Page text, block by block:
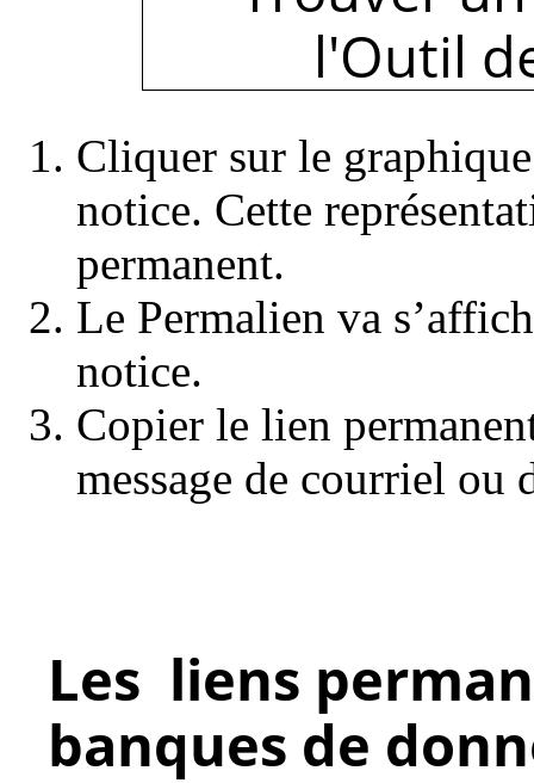
Cliquer sur le
notice. Cette
permanent.
Le Permalien va
notice.
Copier le lien
message de courriel ou
Les liens
banques de